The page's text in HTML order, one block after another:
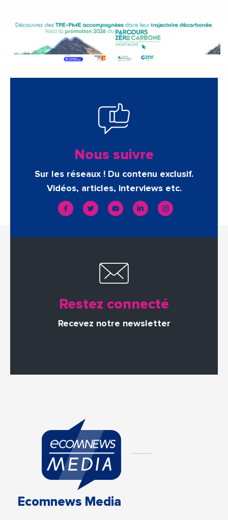
Nous suivre
Sur les réseaux ! Du contenu exclusif.
Vidéos, articles, interviews etc.
Restez connecté
Recevez notre newsletter
Ecomnews Media